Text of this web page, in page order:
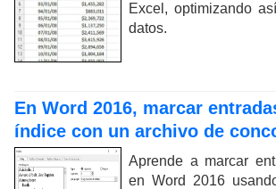
Excel, optimizando
datos.
En Word 2016, marcar
índice con un archivo de
Aprende a marcar
en Word 2016